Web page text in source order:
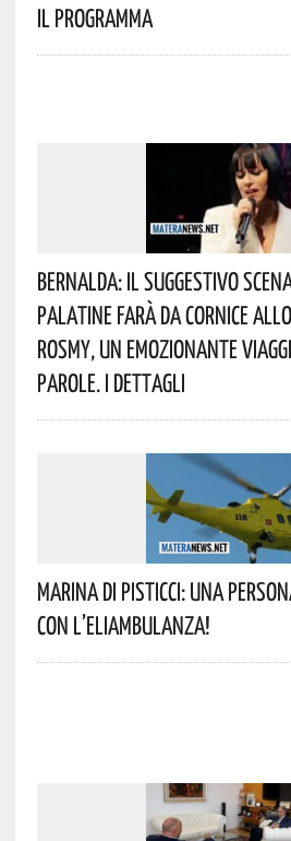
Il Programma
Bernalda: Il Suggestivo
Palatine Farà Da Cornice
Rosmy, Un Emozionante
Parole. I Dettagli
Marina Di Pisticci: Una
Con L’eliambulanza!